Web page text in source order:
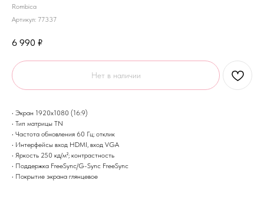
Rombica
Артикул: 77337
6 990 ₽
Нет в наличии
• Экран 1920x1080 (16:9)
• Тип матрицы TN
• Частота обновления 60 Гц; отклик
• Интерфейсы вход HDMI, вход VGA
• Яркость 250 кд/м²; контрастность
• Поддержка FreeSync/G-Sync FreeSync
• Покрытие экрана глянцевое